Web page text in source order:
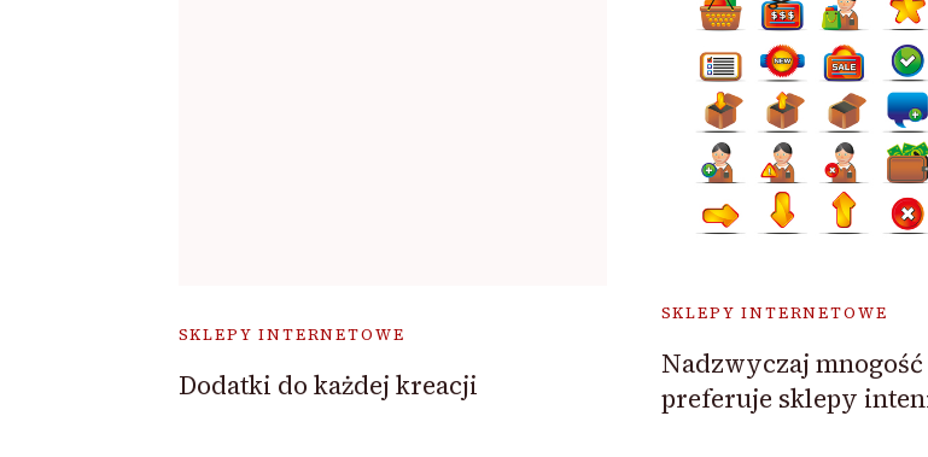
SKLEPY INTERNETOWE
Dodatki do każdej kreacji
SKLEPY INTERNETOWE
Nadzwyczaj mnogość
preferuje sklepy